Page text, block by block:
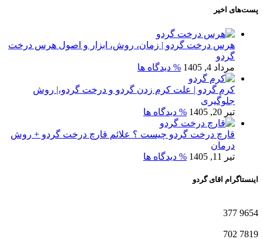
پست‌های اخیر
هرس درخت گردو | زمان، روش، ابزار و اصول هرس درخت
گردو
مرداد 4, 1405
% دیدگاه ها
کرم گردو | علت کرم زدن گردو و درخت گردو،| روش
جلوگیری
تیر 20, 1405
% دیدگاه ها
قارچ درخت گردو چیست ؟ علائم قارچ درخت گردو + روش
درمان
تیر 11, 1405
% دیدگاه ها
اینستاگرام اقای گردو
9654
377
7819
702